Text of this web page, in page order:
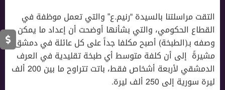
التقت مراسلتنا بالسيدة “رنيم.ع” والتي تعمل موظفة في
القطاع الحكومي، والتي بشأنها أوضحت أن إعداد ما يمكن
وصفه بـ(الطبخة) أصبح مكلفا جداً على كل عائلة في دمشق،
مشيرةً إلى أن كلفة متوسط أي طبخة تقليدية في العرف
الدمشقي لأربعة أشخاص فقط، باتت تتراوح ما بين 200 ألف
ليرة سورية إلى 250 ألف ليرة.